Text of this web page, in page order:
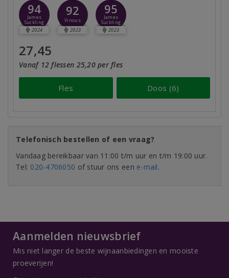
94
James
Suckling
2024
92
Vinous
2023
95
James
Suckling
2023
27,45
Vanaf 12 flessen 25,20 per fles
Fles Doos (6)
Telefonisch bestellen of een vraag?
Vandaag bereikbaar van 11:00 t/m uur en t/m 19:00 uur.
Tel: 020-4706050 of stuur ons een e-mail.
Aanmelden nieuwsbrief
Mis niet langer de beste wijnaanbiedingen en mooiste
proeverijen!